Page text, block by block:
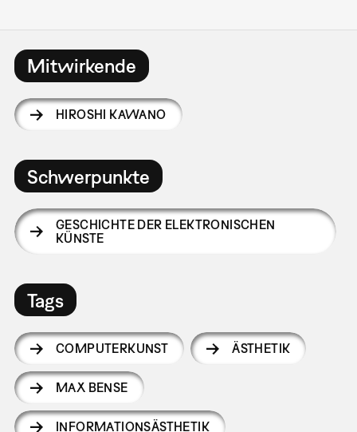
Mitwirkende
HIROSHI KAWANO
Schwerpunkte
GESCHICHTE DER ELEKTRONISCHEN
KÜNSTE
Tags
COMPUTERKUNST ÄSTHETIK
MAX BENSE
INFORMATIONSÄSTHETIK